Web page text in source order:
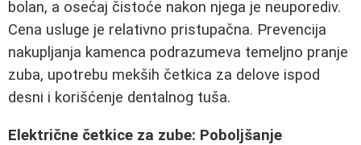
bolan, a osećaj čistoće nakon njega je neuporediv.
Cena usluge je relativno pristupačna. Prevencija
nakupljanja kamenca podrazumeva temeljno pranje
zuba, upotrebu mekših četkica za delove ispod
desni i korišćenje dentalnog tuša.
Električne četkice za zube: Poboljšanje